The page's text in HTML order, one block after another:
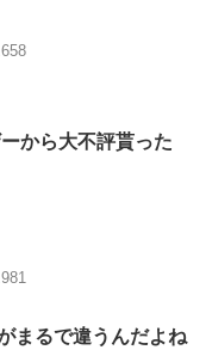
から大不評貰った
まるで違うんだよね